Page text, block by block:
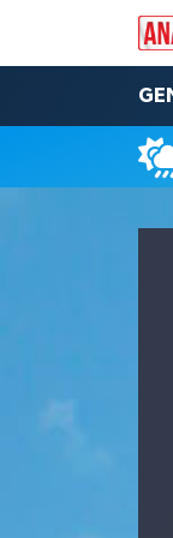
Nöbetçi
Hava